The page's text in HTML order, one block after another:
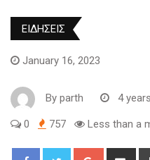
ΕΙΔΗΣΕΙΣ
January 16, 2023
By parth 4
0 757 Less than a